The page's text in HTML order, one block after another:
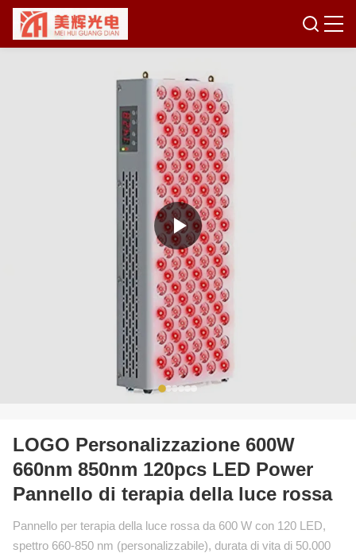
LOGO Personalizzazione 600W
660nm 850nm 120pcs LED Power
Pannello di terapia della luce rossa
Pannello per terapia della luce rossa da 600 W con 120 LED,
spettro 660-850 nm (personalizzabile), durata di vita di 50.000